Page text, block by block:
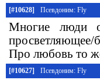
[#10628] Псевдоним: Fly
Многие люди
просветляющее/
Про любовь то
[#10627] Псевдоним: Fly